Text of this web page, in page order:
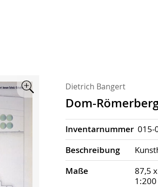
Zoom
Dietrich Bangert
Dom-
Inventarnummer 015-
Beschrei­bung
Maße
87,5